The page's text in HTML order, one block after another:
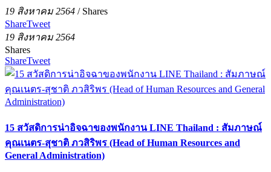
19 สิงหาคม 2564 / Shares
ShareTweet
19 สิงหาคม 2564
Shares
ShareTweet
15 สวัสดิการน่าอิจฉาของพนักงาน LINE Thailand : สัมภาษณ์
คุณเนตร-สุชาติ ภวสิริพร (Head of Human Resources and
General Administration)